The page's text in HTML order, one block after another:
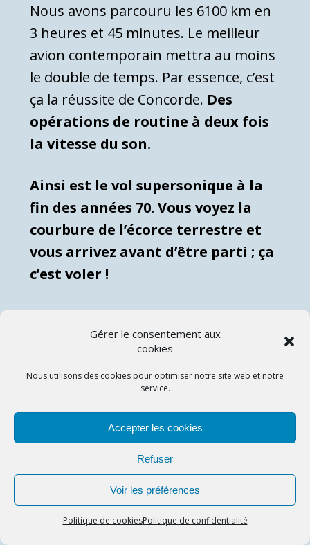
Gérer le consentement aux
cookies
Nous utilisons des cookies pour optimiser notre site web et notre
service.
Accepter les cookies
Refuser
Voir les préférences
Politique de cookiesPolitique de confidentialité
Nous avons parcouru les 6100 km en
3 heures et 45 minutes. Le meilleur
avion contemporain mettra au moins
le double de temps. Par essence, c’est
ça la réussite de Concorde. Des
opérations de routine à deux fois
la vitesse du son.
Ainsi est le vol supersonique à la
fin des années 70. Vous voyez la
courbure de l’écorce terrestre et
vous arrivez avant d’être parti ; ça
c’est voler !
Le vendredi 18 mai 1979, 17 minutes
après le décollage de Washington, le
m’était servi alors que l’avion volait
Devant moi se profilaient le Homard
du Maine, les Médaillons de Veau aux
Chanterelles, le Suprême de Canard
Bigarade, le Cockburn’s Special
Reserve, le Concerto d’Elgar et … Mach